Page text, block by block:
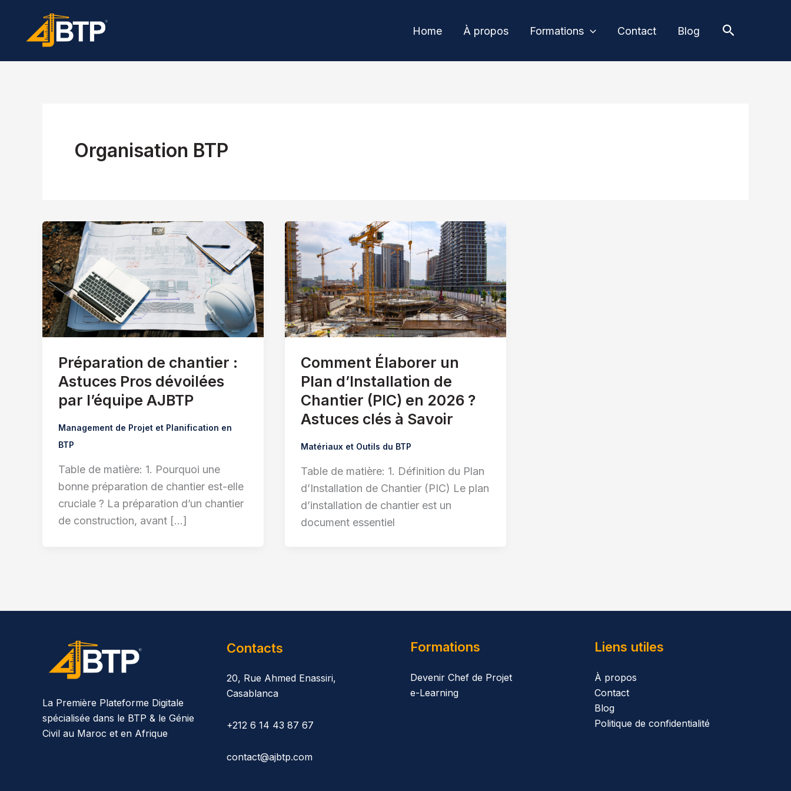
contenu
Home À propos Formations Contact Blog
Organisation BTP
Préparation de chantier :
Astuces Pros dévoilées
par l’équipe AJBTP
Management de Projet et Planification en
BTP
Table de matière: 1. Pourquoi une
bonne préparation de chantier est-elle
cruciale ? La préparation d’un chantier
de construction, avant […]
Comment Élaborer un
Plan d’Installation de
Chantier (PIC) en 2026 ?
Astuces clés à Savoir
Matériaux et Outils du BTP
Table de matière: 1. Définition du Plan
d’Installation de Chantier (PIC) Le plan
d’installation de chantier est un
document essentiel
La Première Plateforme Digitale
spécialisée dans le BTP & le Génie
Civil au Maroc et en Afrique
Contacts
20, Rue Ahmed Enassiri,
Casablanca
+212 6 14 43 87 67
contact@ajbtp.com
Formations
Devenir Chef de Projet
e-Learning
Liens utiles
À propos
Contact
Blog
Politique de confidentialité